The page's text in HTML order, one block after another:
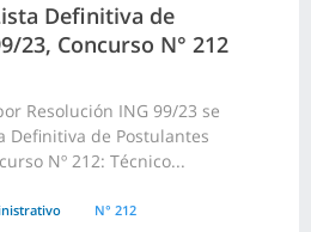
Definitiva de
23, Concurso N° 212
Resolución ING 99/23 se
Definitiva de Postulantes
Nº 212: Técnico...
N° 212